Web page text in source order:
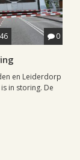
0
en Leiderdorp
in storing. De